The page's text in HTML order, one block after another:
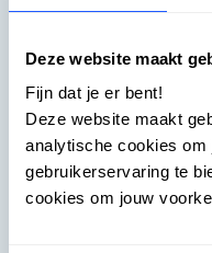
Deze website maakt
Fijn dat je er bent!
Deze website maakt
analytische cookies om
gebruikerservaring te
cookies om jouw